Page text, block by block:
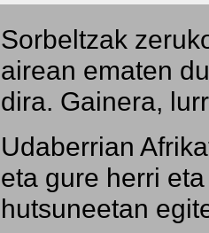
Sorbeltzak
airean ematen
dira. Gainera,
Udaberrian
eta gure herri
hutsuneetan